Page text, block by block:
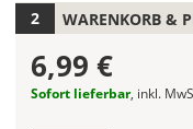
Deiner
Car
Wrapping
Folie
fest.
WARENKORB &
6,99 €
Sofort lieferbar, inkl.